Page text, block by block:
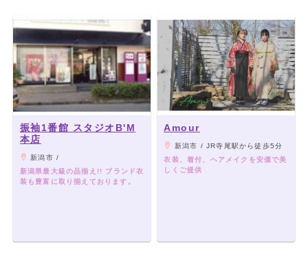
振袖1番館 スタジオB'M
本店
新潟市 /
新潟県最大級の品揃え!! ブランド衣
装も豊富に取り揃えております。
Amour
新潟市 / JR寺尾駅から徒歩5分
衣装、着付、ヘアメイクを安価で美
しくご提供